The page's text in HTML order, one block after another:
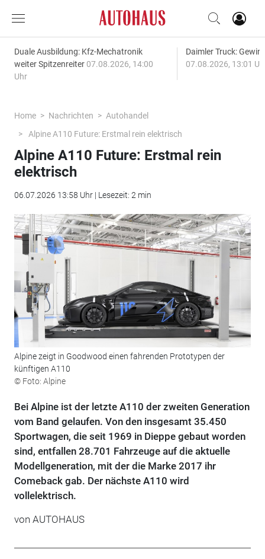
Duale Ausbildung: Kfz-Mechatronik
weiter Spitzenreiter 07.08.2026, 14:00
Uhr
Daimler Truck:
07.08.2026, 13:01
Home Nachrichten
Autohandel
Alpine A110 Future: Erstmal rein elektrisch
Alpine A110 Future: Erstmal rein
elektrisch
06.07.2026 13:58 Uhr | Lesezeit: 2 min
Alpine zeigt in Goodwood einen fahrenden Prototypen der
künftigen A110
© Foto: Alpine
Bei Alpine ist der letzte A110 der zweiten Generation
vom Band gelaufen. Von den insgesamt 35.450
Sportwagen, die seit 1969 in Dieppe gebaut worden
sind, entfallen 28.701 Fahrzeuge auf die aktuelle
Modellgeneration, mit der die Marke 2017 ihr
Comeback gab. Der nächste A110 wird
vollelektrisch.
von AUTOHAUS